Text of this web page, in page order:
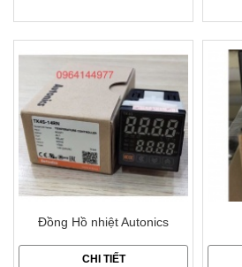
Đồng Hồ nhiệt Autonics
CHI TIẾT